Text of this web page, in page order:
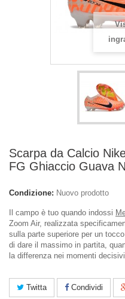
Scarpa da Calcio
FG Ghiaccio Guava
Condizione: Nuovo prodotto
Il campo è tuo quando indossi
Zoom Air, realizzata
sulla parte superiore per un
di dare il massimo in partita,
la differenza nei momenti
Twitta Condividi